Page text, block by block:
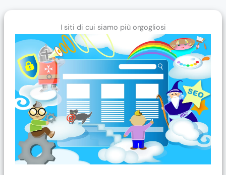
I siti di cui siamo più orgogliosi